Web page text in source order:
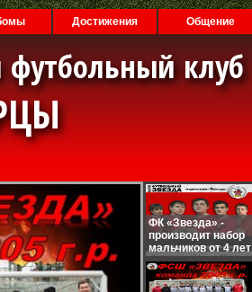
Достижения Общение
клуб
ФК «Звезда» -
производит набор
мальчиков от 4 лет